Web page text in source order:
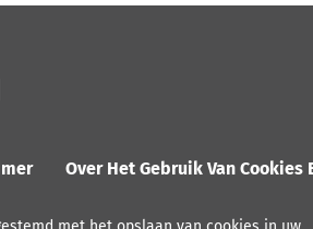
Over Het Gebruik Van Cookies